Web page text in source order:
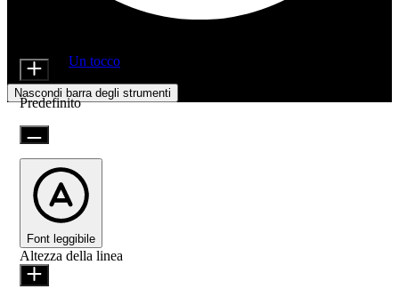
Offerto da Un tocco
Nascondi barra degli strumenti
Predefinito
Font leggibile
Altezza della linea